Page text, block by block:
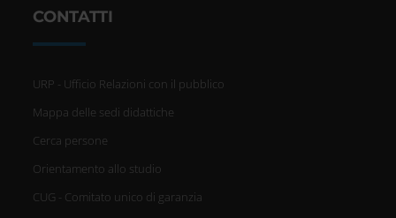
CONTATTI
URP - Ufficio Relazioni con il pubblico
Mappa delle sedi didattiche
Cerca persone
Orientamento allo studio
CUG - Comitato unico di garanzia